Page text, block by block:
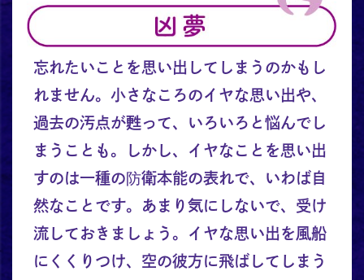
忘れたいことを思い出してしまうのかもし
れません。小さなころのイヤな思い出や、
過去の汚点が甦って、いろいろと悩んでし
まうことも。しかし、イヤなことを思い出
すのは一種の防衛本能の表れで、いわば自
然なことです。あまり気にしないで、受け
流しておきましょう。イヤな思い出を風船
にくくりつけ、空の彼方に飛ばしてしまう